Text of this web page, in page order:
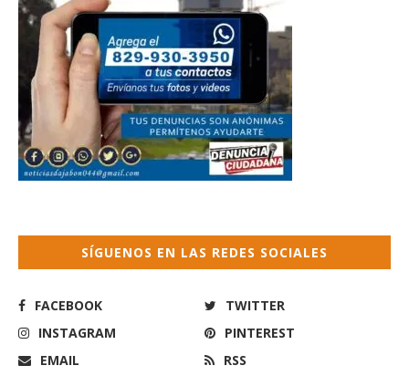
SÍGUENOS EN LAS REDES SOCIALES
FACEBOOK
TWITTER
INSTAGRAM
PINTEREST
EMAIL
RSS